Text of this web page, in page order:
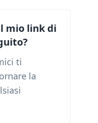
mio link di
ti
la